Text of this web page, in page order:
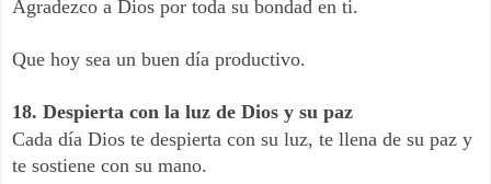
Agradezco a Dios por toda su bondad en ti.
Que hoy sea un buen día productivo.
18. Despierta con la luz de Dios y su paz
Cada día Dios te despierta con su luz, te llena de su paz y
te sostiene con su mano.